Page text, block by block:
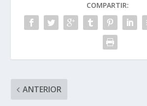
COMPARTIR:
ANTERIOR